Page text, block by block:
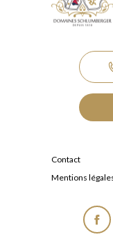
Contact
Mentions